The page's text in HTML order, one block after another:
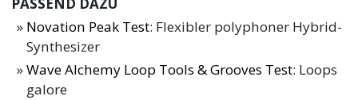
Novation Peak Test: Flexibler polyphoner Hybrid-
Synthesizer
Wave Alchemy Loop Tools & Grooves Test: Loops
galore